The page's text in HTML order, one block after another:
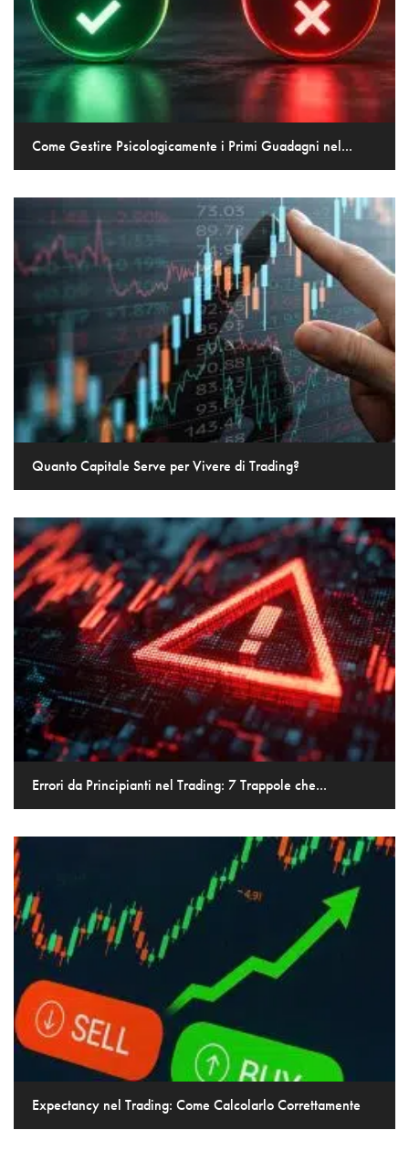
Come Gestire Psicologicamente i Primi Guadagni nel...
Quanto Capitale Serve per Vivere di Trading?
Errori da Principianti nel Trading: 7 Trappole che...
Expectancy nel Trading: Come Calcolarlo Correttamente